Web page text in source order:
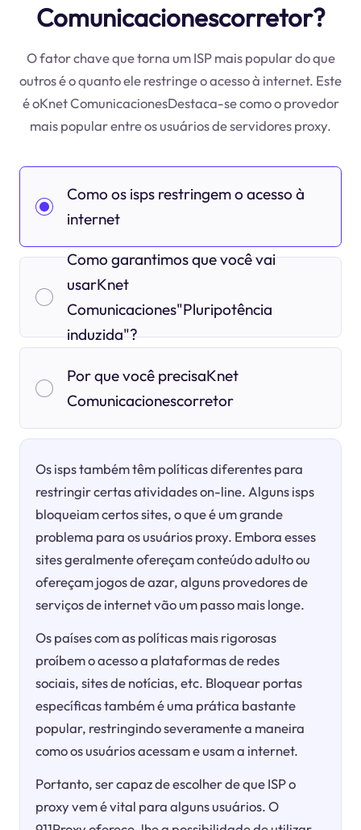
Comunicacionescorretor?
O fator chave que torna um ISP mais popular do que
outros é o quanto ele restringe o acesso à internet. Este
é oKnet ComunicacionesDestaca-se como o provedor
mais popular entre os usuários de servidores proxy.
Como os isps restringem o acesso à
internet
Como garantimos que você vai
usarKnet
Comunicaciones"Pluripotência
induzida"?
Por que você precisaKnet
Comunicacionescorretor
Os isps também têm políticas diferentes para
restringir certas atividades on-line. Alguns isps
bloqueiam certos sites, o que é um grande
problema para os usuários proxy. Embora esses
sites geralmente ofereçam conteúdo adulto ou
ofereçam jogos de azar, alguns provedores de
serviços de internet vão um passo mais longe.
Os países com as políticas mais rigorosas
proíbem o acesso a plataformas de redes
sociais, sites de notícias, etc. Bloquear portas
específicas também é uma prática bastante
popular, restringindo severamente a maneira
como os usuários acessam e usam a internet.
Portanto, ser capaz de escolher de que ISP o
proxy vem é vital para alguns usuários. O